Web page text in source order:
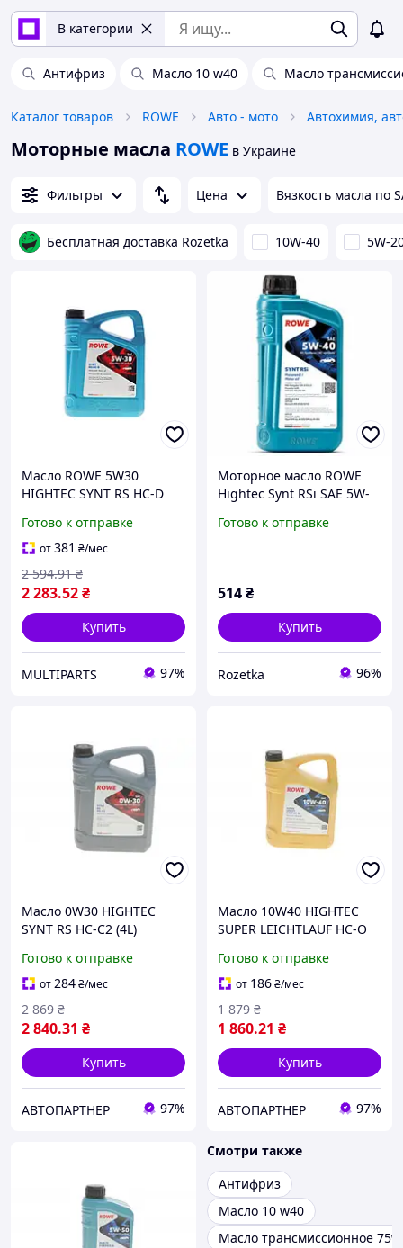
В категории
Антифриз Масло 10 w40 Масло
Каталог товаров ROWE Авто - мото
Моторные масла ROWE в Украине
Фильтры Цена Вязкость масла по
Бесплатная доставка Rozetka 10W-40 5W-
Масло ROWE 5W30
HIGHTEC SYNT RS HC-D
00/505 00/GM-LL-A-
025/BMW LL-01)
Готово к отправке
от381 ₴/мес
2 283.52₴
2 594.91 ₴
Купить
MULTIPARTS 97%
Моторное масло ROWE
Hightec Synt RSi SAE 5W-
Готово к отправке
514₴
Купить
Rozetka 96%
Масло 0W30 HIGHTEC
SYNT RS HC-C2 (4L)
18-1811 SC1 LV/PSA B71
2312) (ACEA C2)
Готово к отправке
от284₴/мес
2 840.31 ₴
2 869 ₴
Купить
АВТОПАРТНЕР 97%
Масло 10W40 HIGHTEC
SUPER LEICHTLAUF HC-O
229.3/226.5/229.1/RN
0700/0710)
Готово к отправке
от 186₴/мес
1 860.21 ₴
1 879 ₴
Купить
АВТОПАРТНЕР 97%
Смотри также
Антифриз
Масло 10 w40
Масло трансмиссионное